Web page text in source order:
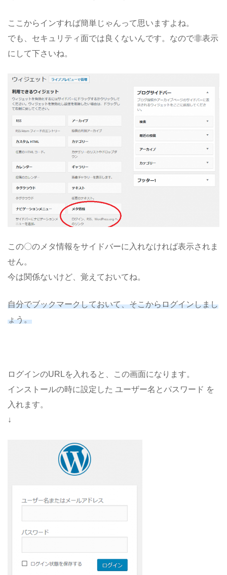
ここからインすれば簡単じゃんって思いますよね。
でも、セキュリティ面では良くないんです。なので非表示
にして下さいね。
この〇のメタ情報をサイドバーに入れなければ表示されま
せん。
今は関係ないけど、覚えておいてね。
自分でブックマークしておいて、そこからログインしまし
ょう。
ログインのURLを入れると、この画面になります。
インストールの時に設定した ユーザー名とパスワード を
入れます。
↓